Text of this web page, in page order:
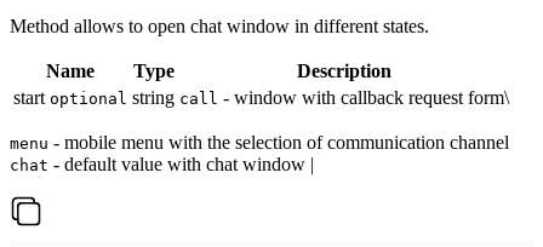
Method allows to open chat window in different states.
Name Type
Description
start optional string call - window with callback request form\
menu - mobile menu with the selection of communication channel
chat - default value with chat window |